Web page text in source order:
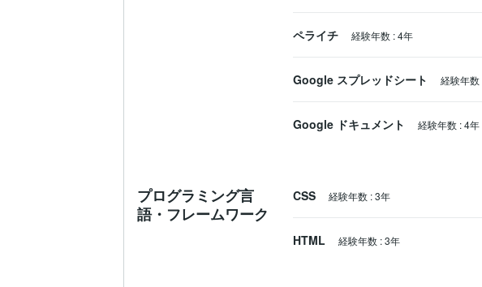
ペライチ 経験年数 :4年
Google スプレッドシート 経験年数
Google ドキュメント 経験年数 :4年
プログラミング言
語・フレームワーク
CSS 経験年数 :3年
HTML 経験年数 :3年